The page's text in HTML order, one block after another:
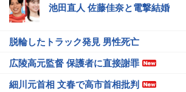
池田直人 佐藤佳奈と電撃結婚
脱輪したトラック発見 男性死亡
広陵高元監督 保護者に直接謝罪
細川元首相 文春で高市首相批判